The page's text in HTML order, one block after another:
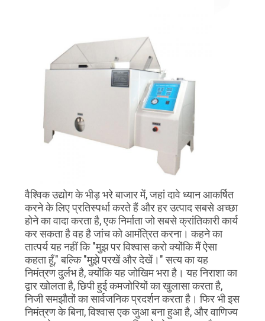
गोपनीयता
नीति
वैश्विक उद्योग के भीड़ भरे बाजार में, जहां दावे ध्यान आकर्षित
करने के लिए प्रतिस्पर्धा करते हैं और हर उत्पाद सबसे अच्छा
होने का वादा करता है, एक निर्माता जो सबसे क्रांतिकारी कार्य
कर सकता है वह है जांच को आमंत्रित करना। कहने का
तात्पर्य यह नहीं कि "मुझ पर विश्वास करो क्योंकि मैं ऐसा
कहता हूँ," बल्कि "मुझे परखें और देखें।" सत्य का यह
निमंत्रण दुर्लभ है, क्योंकि यह जोखिम भरा है। यह निराशा का
द्वार खोलता है, छिपी हुई कमजोरियों का खुलासा करता है,
निजी समझौतों का सार्वजनिक प्रदर्शन करता है। फिर भी इस
निमंत्रण के बिना, विश्वास एक जुआ बना हुआ है, और वाणिज्य